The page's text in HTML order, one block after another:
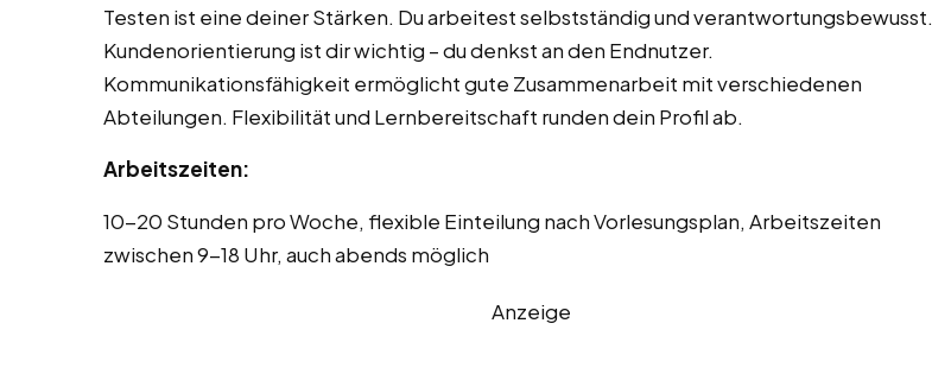
Testen ist eine deiner Stärken. Du arbeitest selbstständig und verantwortungsbewusst.
Kundenorientierung ist dir wichtig – du denkst an den Endnutzer.
Kommunikationsfähigkeit ermöglicht gute Zusammenarbeit mit verschiedenen
Abteilungen. Flexibilität und Lernbereitschaft runden dein Profil ab.
Arbeitszeiten:
10-20 Stunden pro Woche, flexible Einteilung nach Vorlesungsplan, Arbeitszeiten
zwischen 9-18 Uhr, auch abends möglich
Anzeige